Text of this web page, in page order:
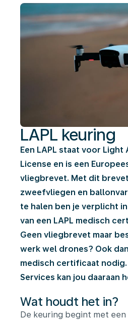
LAPL keuring
Een LAPL staat voor
License en is een
vliegbrevet. Met dit brevet
zweefvliegen en
te halen ben je verplicht
van een LAPL medisch
Geen vliegbrevet maar
werk wel drones? Ook
medisch certificaat nodig.
Services kan jou daaraan
Wat houdt het in?
De keuring begint met